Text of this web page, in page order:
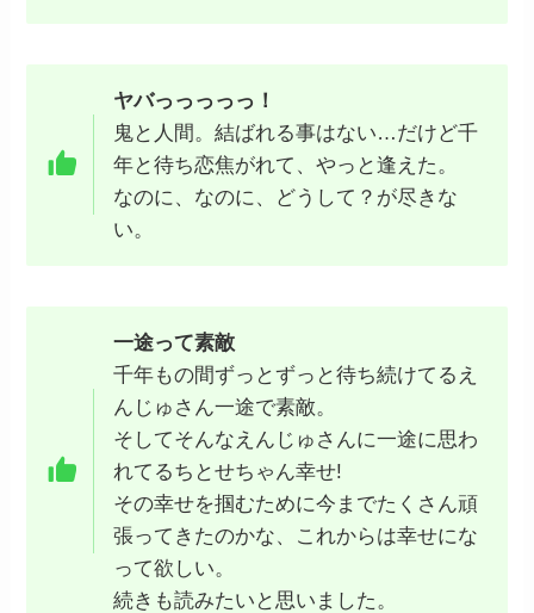
ヤバっっっっっ！
鬼と人間。結ばれる事はない…だけど千
年と待ち恋焦がれて、やっと逢えた。
なのに、なのに、どうして？が尽きな
い。
一途って素敵
千年もの間ずっとずっと待ち続けてるえ
んじゅさん一途で素敵。
そしてそんなえんじゅさんに一途に思わ
れてるちとせちゃん幸せ!
その幸せを掴むために今までたくさん頑
張ってきたのかな、これからは幸せにな
って欲しい。
続きも読みたいと思いました。